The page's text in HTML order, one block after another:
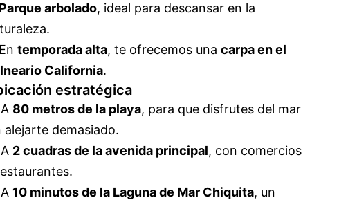
Parque arbolado, ideal para descansar en la
temporada alta, te ofrecemos una carpa en el
California.
estratégica
80 metros de la playa, para que disfrutes del mar
alejarte demasiado.
2 cuadras de la avenida principal, con comercios
10 minutos de la Laguna de Mar Chiquita, un